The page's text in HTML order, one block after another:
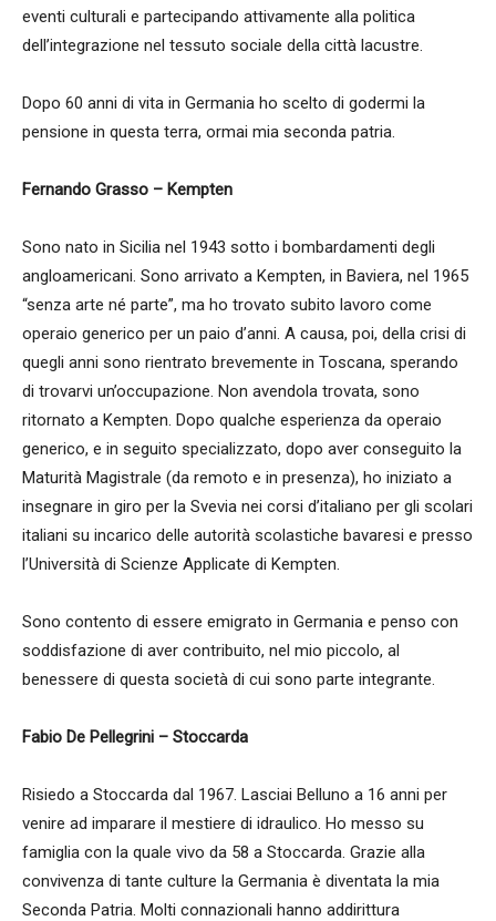
eventi culturali e partecipando attivamente alla politica
dell’integrazione nel tessuto sociale della città lacustre.
Dopo 60 anni di vita in Germania ho scelto di godermi la
pensione in questa terra, ormai mia seconda patria.
Fernando Grasso – Kempten
Sono nato in Sicilia nel 1943 sotto i bombardamenti degli
angloamericani. Sono arrivato a Kempten, in Baviera, nel 1965
“senza arte né parte”, ma ho trovato subito lavoro come
operaio generico per un paio d’anni. A causa, poi, della crisi di
quegli anni sono rientrato brevemente in Toscana, sperando
di trovarvi un’occupazione. Non avendola trovata, sono
ritornato a Kempten. Dopo qualche esperienza da operaio
generico, e in seguito specializzato, dopo aver conseguito la
Maturità Magistrale (da remoto e in presenza), ho iniziato a
insegnare in giro per la Svevia nei corsi d’italiano per gli scolari
italiani su incarico delle autorità scolastiche bavaresi e presso
l’Università di Scienze Applicate di Kempten.
Sono contento di essere emigrato in Germania e penso con
soddisfazione di aver contribuito, nel mio piccolo, al
benessere di questa società di cui sono parte integrante.
Fabio De Pellegrini – Stoccarda
Risiedo a Stoccarda dal 1967. Lasciai Belluno a 16 anni per
venire ad imparare il mestiere di idraulico. Ho messo su
famiglia con la quale vivo da 58 a Stoccarda. Grazie alla
convivenza di tante culture la Germania è diventata la mia
Seconda Patria. Molti connazionali hanno addirittura